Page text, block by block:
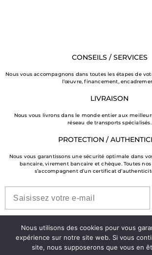
CONSEILS / SERVICES
Nous vous accompagnons dans toutes les étapes de
l’œuvre, financement,
LIVRAISON
Nous vous livrons dans le monde entier aux
réseau de transports spécialisés.
PROTECTION /
Nous vous garantissons une sécurité optimale dans
bancaire, virement bancaire et chèque. Toutes
s’accompagnent d’un certificat
Nous utilisons des cookies pour vous
expérience sur notre site web. Si vous
site, nous supposerons que vous en